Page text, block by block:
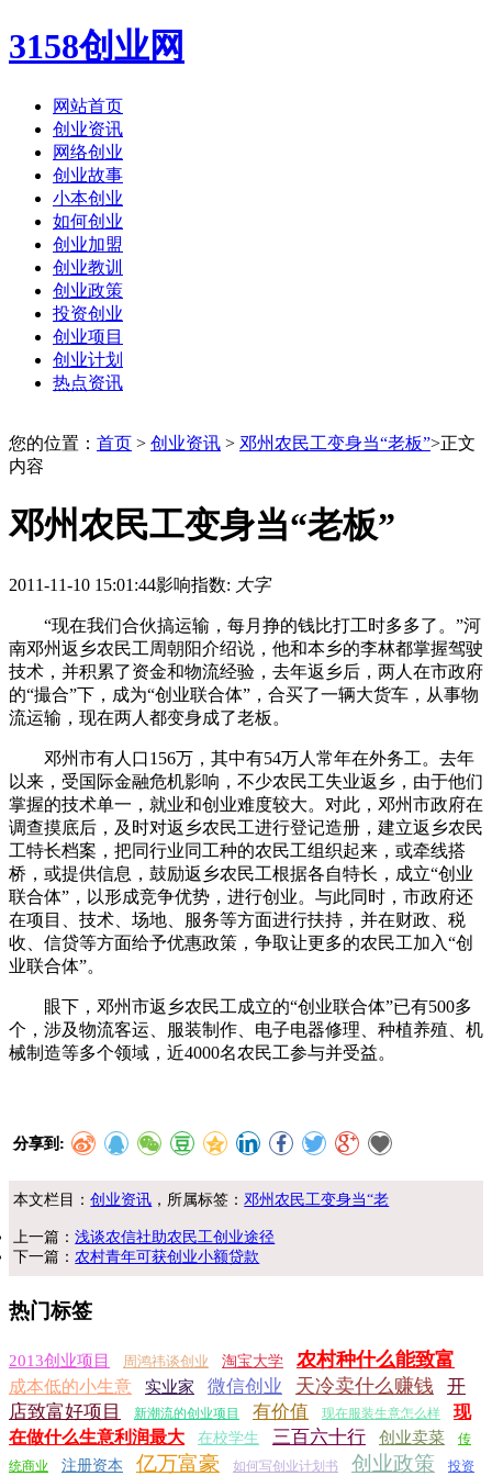
3158创业网
网站首页
创业资讯
网络创业
创业故事
小本创业
如何创业
创业加盟
创业教训
创业政策
投资创业
创业项目
创业计划
热点资讯
您的位置： 首页 > 创业资讯 > 邓州农民工变身当“老板”>正文
内容
邓州农民工变身当“老板”
2011-11-10 15:01:44影响指数: 大字
“现在我们合伙搞运输，每月挣的钱比打工时多多了。”河
南邓州返乡农民工周朝阳介绍说，他和本乡的李林都掌握驾驶
技术，并积累了资金和物流经验，去年返乡后，两人在市政府
的“撮合”下，成为“创业联合体”，合买了一辆大货车，从事物
流运输，现在两人都变身成了老板。
邓州市有人口156万，其中有54万人常年在外务工。去年
以来，受国际金融危机影响，不少农民工失业返乡，由于他们
掌握的技术单一，就业和创业难度较大。对此，邓州市政府在
调查摸底后，及时对返乡农民工进行登记造册，建立返乡农民
工特长档案，把同行业同工种的农民工组织起来，或牵线搭
桥，或提供信息，鼓励返乡农民工根据各自特长，成立“创业
联合体”，以形成竞争优势，进行创业。与此同时，市政府还
在项目、技术、场地、服务等方面进行扶持，并在财政、税
收、信贷等方面给予优惠政策，争取让更多的农民工加入“创
业联合体”。
眼下，邓州市返乡农民工成立的“创业联合体”已有500多
个，涉及物流客运、服装制作、电子电器修理、种植养殖、机
械制造等多个领域，近4000名农民工参与并受益。
分享到:
本文栏目：创业资讯 ，所属标签：邓州农民工变身当“老
上一篇：浅谈农信社助农民工创业途径
下一篇： 农村青年可获创业小额贷款
热门标签
2013创业项目 周鸿祎谈创业 淘宝大学 农村种什么能致富
成本低的小生意 实业家 微信创业 天冷卖什么赚钱
开
店致富好项目
新潮流的创业项目 有价值 现在服装生意怎么样
现
在做什么生意利润最大
在校学生 三百六十行 创业卖菜
传
统商业
注册资本 亿万富豪 如何写创业计划书 创业政策 投资